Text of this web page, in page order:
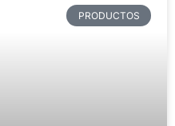
PRODUCTOS